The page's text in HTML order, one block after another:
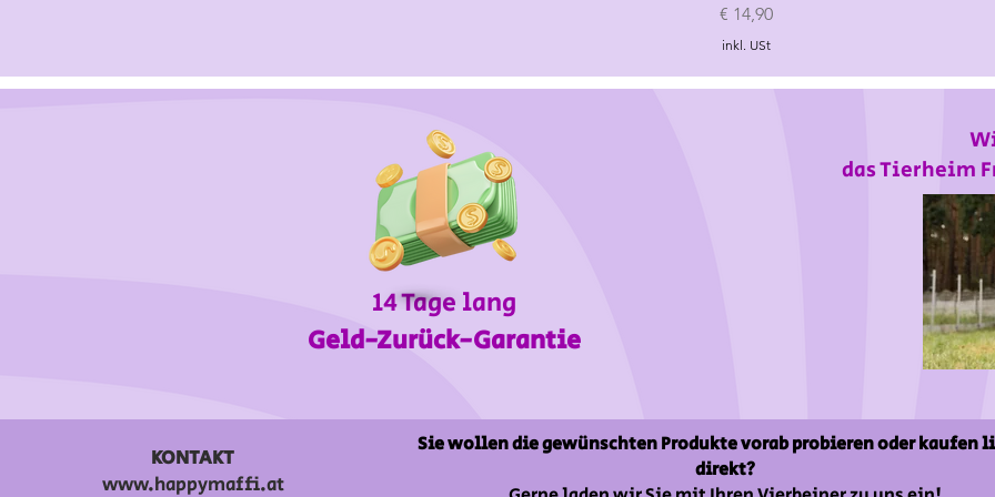
Preis
€ 14,90
inkl. USt
14 Tage lang
Geld-Zurück-Garantie
das Tierheim
KONTAKT
www.happymaffi.at
Sie wollen die gewünschten Produkte vorab probieren oder kaufen
direkt?